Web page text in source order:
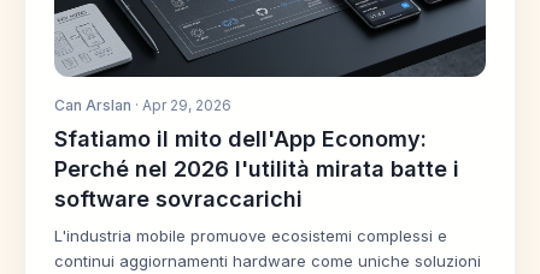
Can Arslan · Apr 29, 2026
Sfatiamo il mito dell'App Economy:
Perché nel 2026 l'utilità mirata batte i
software sovraccarichi
L'industria mobile promuove ecosistemi complessi e
continui aggiornamenti hardware come uniche soluzioni